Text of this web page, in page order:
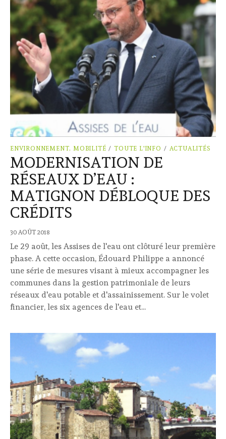
ENVIRONNEMENT, MOBILITÉ / TOUTE L'INFO / ACTUALITÉS
MODERNISATION DE
RÉSEAUX D’EAU :
MATIGNON DÉBLOQUE DES
CRÉDITS
30 AOÛT 2018
Le 29 août, les Assises de l'eau ont clôturé leur première
phase. A cette occasion, Édouard Philippe a annoncé
une série de mesures visant à mieux accompagner les
communes dans la gestion patrimoniale de leurs
réseaux d'eau potable et d'assainissement. Sur le volet
financier, les six agences de l'eau et...